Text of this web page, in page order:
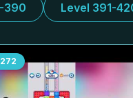
390 Level 391-
272